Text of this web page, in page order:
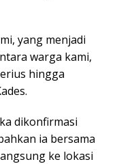
yang menjadi
warga kami,
hingga
dikonfirmasi
ia bersama
ke lokasi